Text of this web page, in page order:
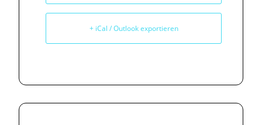
+ iCal / Outlook exportieren